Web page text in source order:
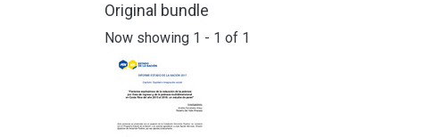
Original bundle
Now showing 1 - 1 of 1